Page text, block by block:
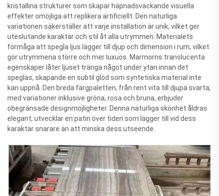
kristallina strukturer som skapar häpnadsväckande visuella
effekter omöjliga att replikera artificiellt. Den naturliga
variationen säkerställer att varje installation är unik, vilket ger
uteslutande karaktär och stil åt alla utrymmen. Materialets
förmåga att spegla ljus lägger till djup och dimension i rum, vilket
gör utrymmena större och mer luxuös. Marmorns translucenta
egenskaper låter ljuset tränga något under ytan innan det
speglas, skapande en subtil glöd som syntetiska material inte
kan uppnå. Den breda färgpaletten, från rent vita till djupa svarta,
med variationer inklusive gröna, rosa och bruna, erbjuder
obegränsade designmöjligheter. Denna naturliga skönhet åldras
elegant, utvecklar en patin över tiden som lägger till vid dess
karaktär snarare än att minska dess utseende.